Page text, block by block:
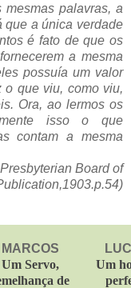
mesmas palavras, a
que a única verdade
é fato de que os
a mesma
possuía um valor
o que viu, como viu,
Ora, ao lermos os
isso o que
contam a mesma
Board of
MARCOS
Um Servo,
de
Um